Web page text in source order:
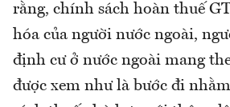
rằng, chính sách hoàn thuế
hóa của người nước ngoài,
định cư ở nước ngoài mang
được xem như là bước đi